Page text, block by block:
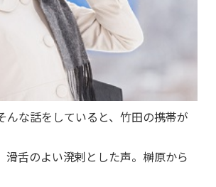
な話をしていると、竹田の携帯が
舌のよい溌剌とした声。榊原から